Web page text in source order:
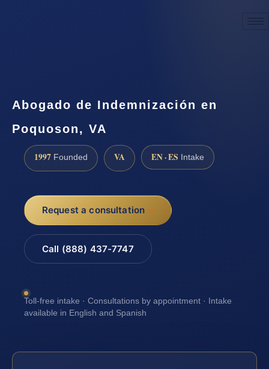
Abogado de Indemnización en
Poquoson, VA
1997 Founded VA EN · ES Intake
Request a consultation
Call (888) 437-7747
Toll-free intake · Consultations by appointment · Intake
available in English and Spanish